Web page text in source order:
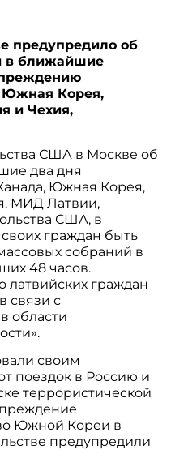
предупредило об
в ближайшие
Южная Корея,
и Чехия,
США в Москве об
два дня
Южная Корея,
МИД Латвии,
США, в
граждан быть
собраний в
48 часов.
латвийских граждан
связи с
области
своим
поездок в Россию и
террористической
Южной Кореи в
предупредили